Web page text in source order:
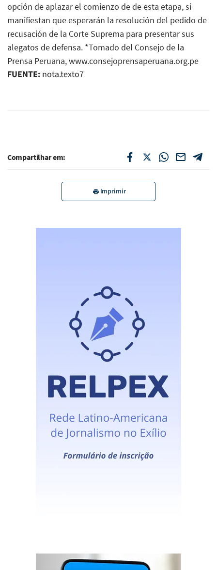
opción de aplazar el comienzo de de esta etapa, si
manifiestan que esperarán la resolución del pedido de
recusación de la Corte Suprema para presentar sus
alegatos de defensa. *Tomado del Consejo de la
Prensa Peruana, www.consejoprensaperuana.org.pe
FUENTE: nota.texto7
Compartilhar em:
Imprimir